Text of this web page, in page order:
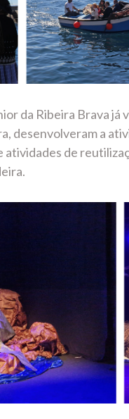
da Ribeira Brava
desenvolveram a
atividades de